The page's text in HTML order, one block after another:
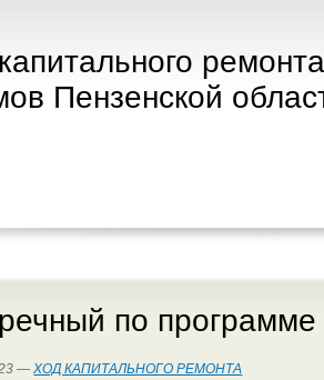
ремонта
Пензенской
по
—ХОД КАПИТАЛЬНОГО РЕМОНТА